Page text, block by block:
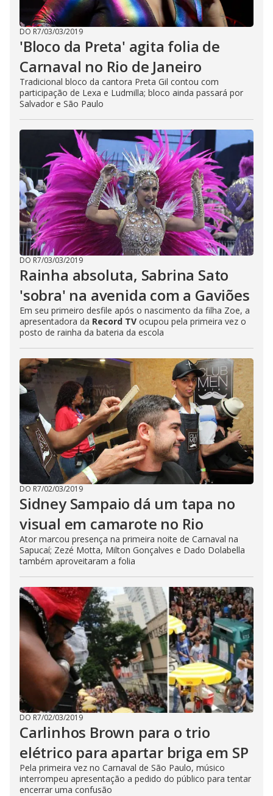
DO R7/03/03/2019
'Bloco da Preta' agita folia de
Carnaval no Rio de Janeiro
Tradicional bloco da cantora Preta Gil contou com
participação de Lexa e Ludmilla; bloco ainda passará por
Salvador e São Paulo
DO R7/03/03/2019
Rainha absoluta, Sabrina Sato
'sobra' na avenida com a Gaviões
Em seu primeiro desfile após o nascimento da filha Zoe, a
apresentadora da Record TV ocupou pela primeira vez o
posto de rainha da bateria da escola
DO R7/02/03/2019
Sidney Sampaio dá um tapa no
visual em camarote no Rio
Ator marcou presença na primeira noite de Carnaval na
Sapucaí; Zezé Motta, Milton Gonçalves e Dado Dolabella
também aproveitaram a folia
DO R7/02/03/2019
Carlinhos Brown para o trio
elétrico para apartar briga em SP
Pela primeira vez no Carnaval de São Paulo, músico
interrompeu apresentação a pedido do público para tentar
encerrar uma confusão